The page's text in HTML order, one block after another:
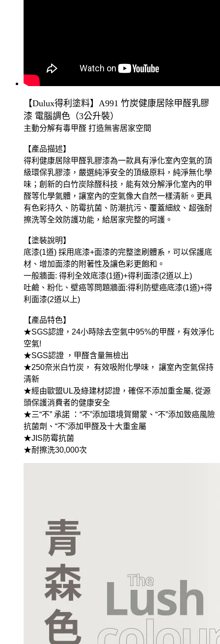
【Dulux得利塗料】A991 竹炭健康居除甲醛乳膠
漆 電腦調色（3公升裝）
主動分解有毒甲醛 打造無害居家空間
【產品描述】
得利健康居除甲醛乳膠漆為一款具有淨化室內空氣的頂
級環保乳膠漆，嚴選純淨安全的頂級原料，純淨無化學
味；創新的白竹炭除醛科技，能有效分解淨化室內的甲
醛等化學氣體，讓室內的空氣像大自然一樣清新。更具
有色彩持久、防霉抗菌、防潮抗污、覆蓋細紋、超強耐
擦洗等全效防護功能，給居家完整的呵護。
【塗裝說明】
底漆(1道) 採用底漆+面漆的完整塗刷體系，可以保護底
材、增加面漆的附著性及讓色彩更飽和。
一般牆面: 得利全效底漆(1道)+得利面漆(2道以上)
吐鹼、粉化、壁癌等問題牆面:得利防壁癌底漆(1道)+得
利面漆(2道以上)
【產品特色】
★SGS認證，24小時除去空氣中95%的甲醛，有效淨化
空氣!
★SGS認證 ，甲醛含量無檢出
★250奈米白竹炭， 有效吸附化學味， 讓室內空氣保持
清新
★經由歐盟UL及綠建材認證，確保不添加重金屬, 從源
頭保護消費者的健康安全
★三“不” 承諾 ：“不”添加環境賀爾蒙、“不”添加致癌風險
抗菌劑、“不”添加甲醛及十大重金屬
★JIS防霉抗菌
★耐擦洗30,000次